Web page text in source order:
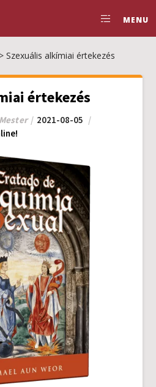
MENU
>Szexuális alkímiai értekezés
értekezés
2021-08-05